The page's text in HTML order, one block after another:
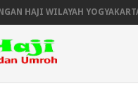
HAJI WILAYAH YOGYAKARTA